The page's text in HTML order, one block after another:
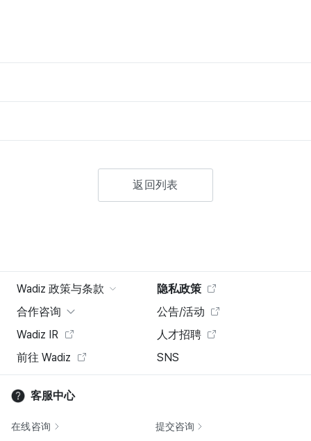
返回列表
Wadiz 政策与条款
隐私政策
合作咨询
公告/活动
Wadiz IR
人才招聘
前往 Wadiz
SNS
客服中心
在线咨询 提交咨询